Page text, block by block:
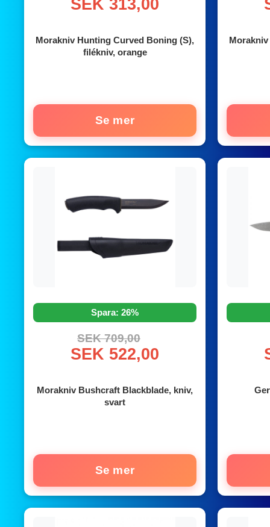
SEK 313,00
Morakniv Hunting Curved Boning (S),
filékniv, orange
Se mer
Spara: 26%
SEK 709,00
SEK 522,00
Morakniv Bushcraft Blackblade, kniv,
svart
Se mer